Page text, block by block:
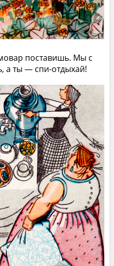
поставишь. Мы с
а ты — спи-отдыхай!